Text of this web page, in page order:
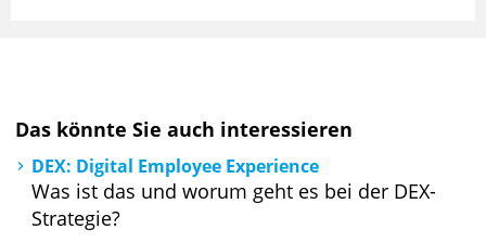
Das könnte Sie auch interessieren
DEX: Digital Employee Experience
Was ist das und worum geht es bei der DEX-
Strategie?